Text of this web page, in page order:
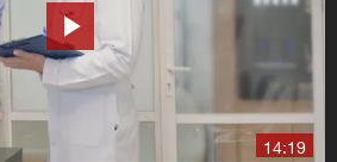
14:19